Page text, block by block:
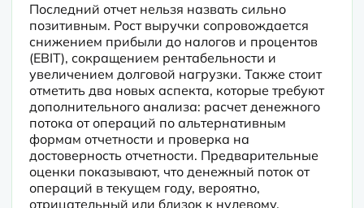
Последний отчет нельзя назвать сильно
позитивным. Рост выручки сопровождается
снижением прибыли до налогов и процентов
(EBIT), сокращением рентабельности и
увеличением долговой нагрузки. Также стоит
отметить два новых аспекта, которые требуют
дополнительного анализа: расчет денежного
потока от операций по альтернативным
формам отчетности и проверка на
достоверность отчетности. Предварительные
оценки показывают, что денежный поток от
операций в текущем году, вероятно,
отрицательный или близок к нулевому.